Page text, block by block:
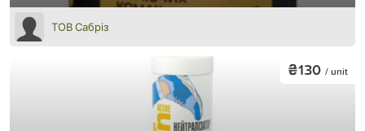
ТОВ Сабріз
₴130 / unit